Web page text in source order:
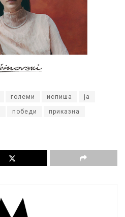
големи испиша ја
победи приказна